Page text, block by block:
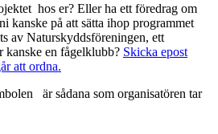
hos er? Eller ha ett föredrag om
kanske på att sätta ihop programmet
av Naturskyddsföreningen, ett
kanske en fågelklubb? Skicka epost
att ordna.
är sådana som organisatören tar